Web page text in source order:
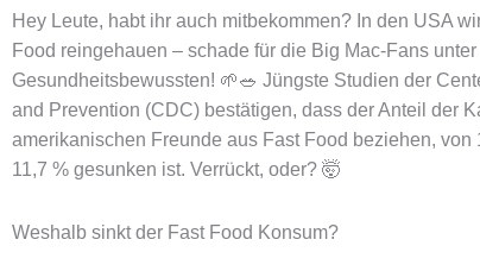
Hey Leute, habt ihr auch mitbekommen? In den USA
Food reingehauen – schade für die Big Mac-Fans
Gesundheitsbewussten! 🌱🥗 Jüngste Studien der
and Prevention (CDC) bestätigen, dass der Anteil der
amerikanischen Freunde aus Fast Food beziehen, von
11,7 % gesunken ist. Verrückt, oder? 🤯
Weshalb sinkt der Fast Food Konsum?